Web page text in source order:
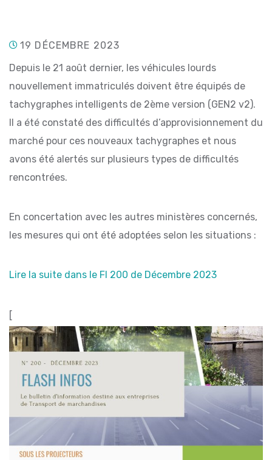
19 DÉCEMBRE 2023
Depuis le 21 août dernier, les véhicules lourds
nouvellement immatriculés doivent être équipés de
tachygraphes intelligents de 2ème version (GEN2 v2).
Il a été constaté des difficultés d’approvisionnement du
marché pour ces nouveaux tachygraphes et nous
avons été alertés sur plusieurs types de difficultés
rencontrées.
En concertation avec les autres ministères concernés,
les mesures qui ont été adoptées selon les situations :
Lire la suite dans le FI 200 de Décembre 2023
[